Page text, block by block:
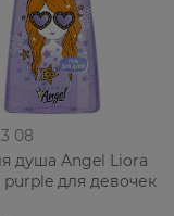
08
душа Angel Liora
для девочек